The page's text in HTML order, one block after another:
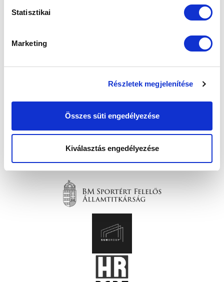
Statisztikai
Marketing
Részletek megjelenítése
Összes süti engedélyezése
Kiválasztás engedélyezése